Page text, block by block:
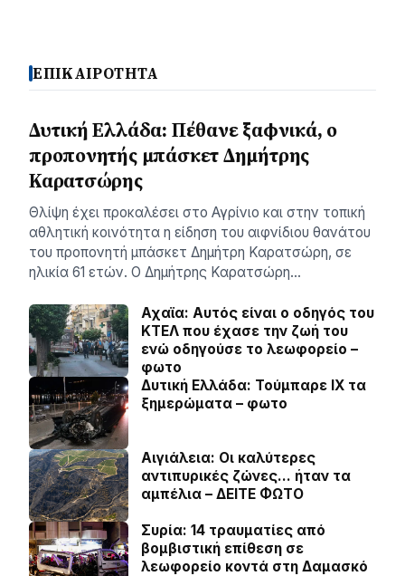
ΕΠΙΚΑΙΡΟΤΗΤΑ
Δυτική Ελλάδα: Πέθανε ξαφνικά, ο
προπονητής μπάσκετ Δημήτρης
Καρατσώρης
Θλίψη έχει προκαλέσει στο Αγρίνιο και στην τοπική
αθλητική κοινότητα η είδηση του αιφνίδιου θανάτου
του προπονητή μπάσκετ Δημήτρη Καρατσώρη, σε
ηλικία 61 ετών. Ο Δημήτρης Καρατσώρη…
Αχαϊα: Αυτός είναι ο οδηγός του
ΚΤΕΛ που έχασε την ζωή του
ενώ οδηγούσε το λεωφορείο –
φωτο
Δυτική Ελλάδα: Τούμπαρε ΙΧ τα
ξημερώματα – φωτο
Αιγιάλεια: Οι καλύτερες
αντιπυρικές ζώνες… ήταν τα
αμπέλια – ΔΕΙΤΕ ΦΩΤΟ
Συρία: 14 τραυματίες από
βομβιστική επίθεση σε
λεωφορείο κοντά στη Δαμασκό